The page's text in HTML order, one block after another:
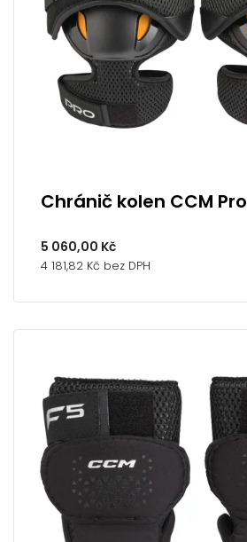
Chránič kolen CCM Pro
5 060,00 Kč
4 181,82 Kč bez DPH